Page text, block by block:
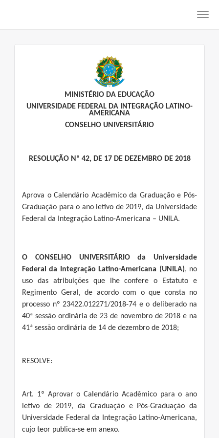
MINISTÉRIO DA EDUCAÇÃO
UNIVERSIDADE FEDERAL DA INTEGRAÇÃO LATINO-
AMERICANA
CONSELHO UNIVERSITÁRIO
RESOLUÇÃO Nº 42, DE 17 DE DEZEMBRO DE 2018
Aprova o Calendário Acadêmico da Graduação e Pós-
Graduação para o ano letivo de 2019, da Universidade
Federal da Integração Latino-Americana – UNILA.
O CONSELHO UNIVERSITÁRIOda Universidade
Federal da Integração Latino-Americana (UNILA), no
uso das atribuições que lhe confere o Estatuto e
Regimento Geral, de acordo com o que consta no
processo nº 23422.012271/2018-74 e o deliberado na
40ª sessão ordinária de 23 de novembro de 2018 e na
41ª sessão ordinária de 14 de dezembro de 2018;
RESOLVE:
Art. 1º Aprovar o Calendário Acadêmico para o ano
letivo de 2019, da Graduação e Pós-Graduação da
Universidade Federal da Integração Latino-Americana,
cujo teor publica-se em anexo.